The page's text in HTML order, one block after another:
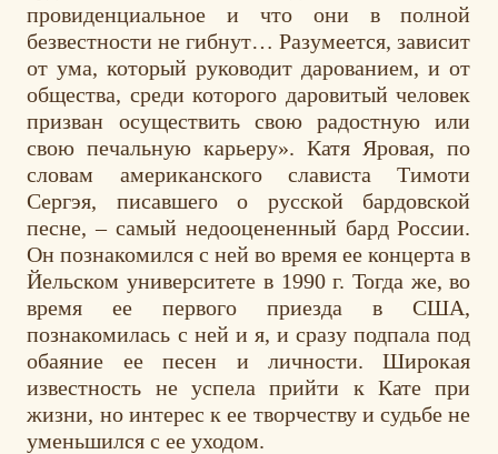
провиденциальное и что они в полной
безвестности не гибнут… Разумеется, зависит
от ума, который руководит дарованием, и от
общества, среди которого даровитый человек
призван осуществить свою радостную или
свою печальную карьеру». Катя Яровая, по
словам американского слависта Тимоти
Сергэя, писавшего о русской бардовской
песне, – самый недооцененный бард России.
Он познакомился с ней во время ее концерта в
Йельском университете в 1990 г. Тогда же, во
время ее первого приезда в США,
познакомилась с ней и я, и сразу подпала под
обаяние ее песен и личности. Широкая
известность не успела прийти к Кате при
жизни, но интерес к ее творчеству и судьбе не
уменьшился с ее уходом.